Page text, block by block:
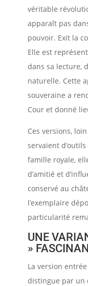
véritable
apparaît pas
pouvoir. Exit la
Elle est
dans sa lecture,
naturelle. Cette
souveraine a
Cour et donné
Ces versions,
servaient
famille royale,
d’amitié et
conservé au
l’exemplaire
particularité
UNE
»
La version
distingue par un